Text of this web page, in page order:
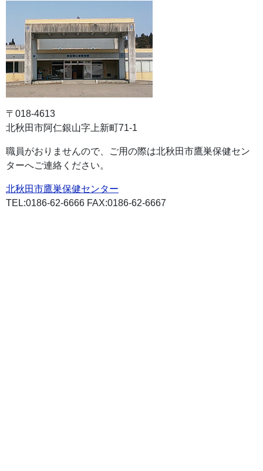
〒018-4613
北秋田市阿仁銀山字上新町71-1
職員がおりませんので、ご用の際は北秋田市鷹巣保健セン
ターへご連絡ください。
北秋田市鷹巣保健センター
TEL:0186-62-6666 FAX:0186-62-6667